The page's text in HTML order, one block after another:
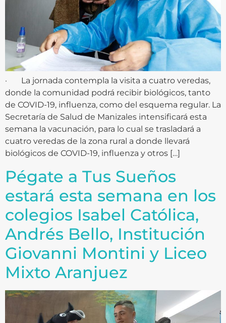
· La jornada contempla la visita a cuatro veredas,
donde la comunidad podrá recibir biológicos, tanto
de COVID-19, influenza, como del esquema regular. La
Secretaría de Salud de Manizales intensificará esta
semana la vacunación, para lo cual se trasladará a
cuatro veredas de la zona rural a donde llevará
biológicos de COVID-19, influenza y otros […]
Pégate a Tus Sueños
estará esta semana en los
colegios Isabel Católica,
Andrés Bello, Institución
Giovanni Montini y Liceo
Mixto Aranjuez